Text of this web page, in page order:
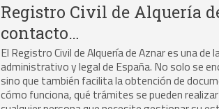
Registro Civil de Alquería
contacto…
El Registro Civil de Alquería de Aznar es una
administrativo y legal de España. No solo se
sino que también facilita la obtención de
cómo funciona, qué trámites se pueden